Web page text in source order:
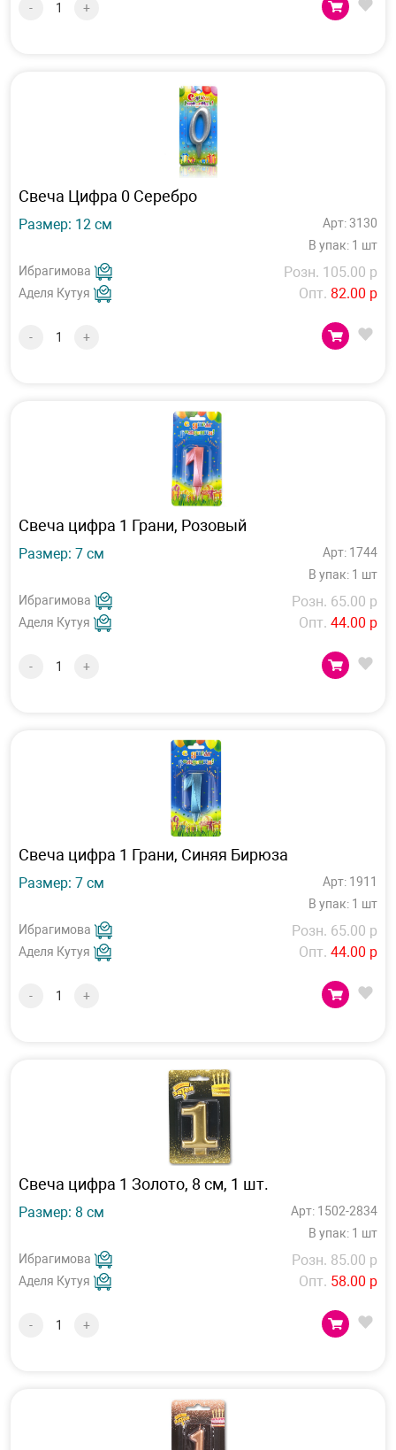
- +
Свеча Цифра 0 Серебро
Размер: 12 см
Арт: 3130
В упак: 1 шт
Ибрагимова
Аделя Кутуя
Розн. 105.00 р
Опт. 82.00 р
- +
Свеча цифра 1 Грани, Розовый
Размер: 7 см
Арт: 1744
В упак: 1 шт
Ибрагимова
Аделя Кутуя
Розн. 65.00 р
Опт. 44.00 р
- +
Свеча цифра 1 Грани, Синяя Бирюза
Размер: 7 см
Арт: 1911
В упак: 1 шт
Ибрагимова
Аделя Кутуя
Розн. 65.00 р
Опт. 44.00 р
- +
Свеча цифра 1 Золото, 8 см, 1 шт.
Размер: 8 см
Арт: 1502-2834
В упак: 1 шт
Ибрагимова
Аделя Кутуя
Розн. 85.00 р
Опт. 58.00 р
- +